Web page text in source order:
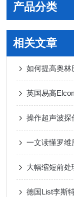
产品分类
相关文章
英国易高
操作超声波探
一文读懂罗维